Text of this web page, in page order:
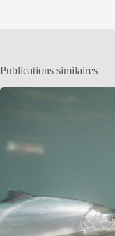
Publications similaires